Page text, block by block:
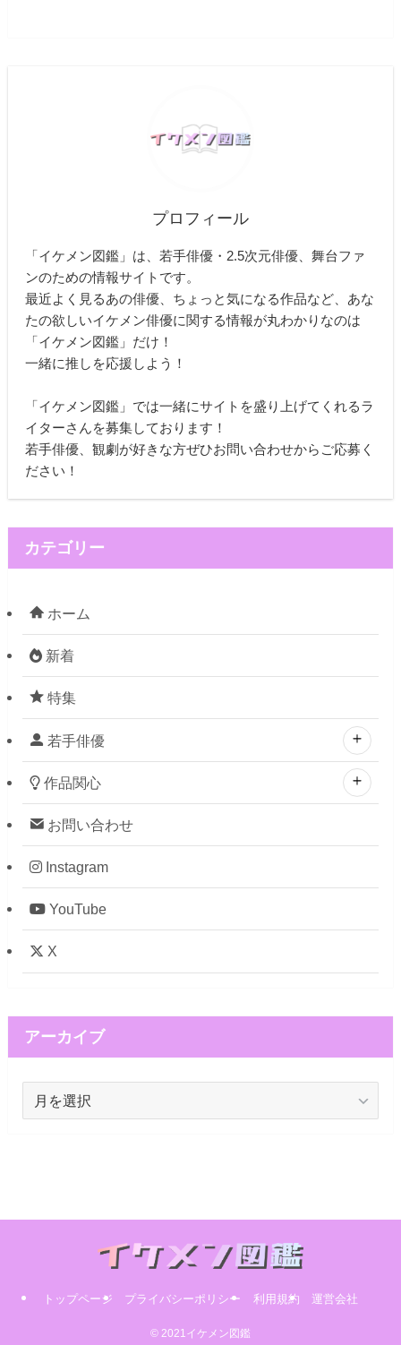
プロフィール
「イケメン図鑑」は、若手俳優・2.5次元俳優、舞台ファ
ンのための情報サイトです。
最近よく見るあの俳優、ちょっと気になる作品など、あな
たの欲しいイケメン俳優に関する情報が丸わかりなのは
「イケメン図鑑」だけ！
一緒に推しを応援しよう！
「イケメン図鑑」では一緒にサイトを盛り上げてくれるラ
イターさんを募集しております！
若手俳優、観劇が好きな方ぜひお問い合わせからご応募く
ださい！
カテゴリー
ホーム
新着
特集
若手俳優
作品関心
お問い合わせ
Instagram
YouTube
X
アーカイブ
トップページ プライバシーポリシー 利用規約 運営会社
© 2021イケメン図鑑